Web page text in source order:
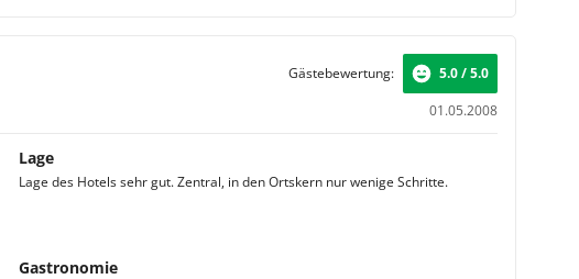
01.05.2008
Gästebewertung: 5.0 / 5.0
Lage
Lage des Hotels sehr gut. Zentral, in den Ortskern nur wenige Schritte.
Gastronomie